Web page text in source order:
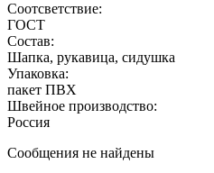
Соотсветствие:
ГОСТ
Состав:
Шапка, рукавица, сидушка
Упаковка:
пакет ПВХ
Швейное производство:
Россия
Сообщения не найдены